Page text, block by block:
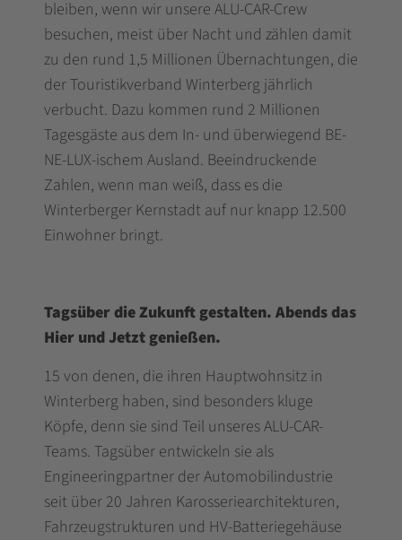
bleiben, wenn wir unsere ALU-CAR-Crew
besuchen, meist über Nacht und zählen damit
zu den rund 1,5 Millionen Übernachtungen, die
der Touristikverband Winterberg jährlich
verbucht. Dazu kommen rund 2 Millionen
Tagesgäste aus dem In- und überwiegend BE-
NE-LUX-ischem Ausland. Beeindruckende
Zahlen, wenn man weiß, dass es die
Winterberger Kernstadt auf nur knapp 12.500
Einwohner bringt.
Tagsüber die Zukunft gestalten. Abends das
Hier und Jetzt genießen.
15 von denen, die ihren Hauptwohnsitz in
Winterberg haben, sind besonders kluge
Köpfe, denn sie sind Teil unseres ALU-CAR-
Teams. Tagsüber entwickeln sie als
Engineeringpartner der Automobilindustrie
seit über 20 Jahren Karosseriearchitekturen,
Fahrzeugstrukturen und HV-Batteriegehäuse